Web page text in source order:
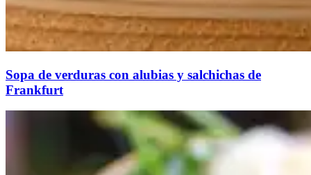
Sopa de verduras con alubias y salchichas de
Frankfurt